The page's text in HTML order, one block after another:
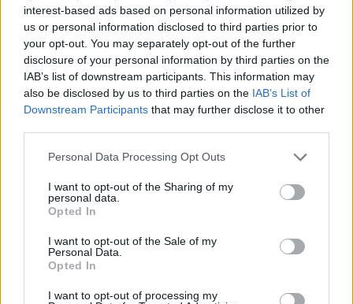
interest-based ads based on personal information utilized by
us or personal information disclosed to third parties prior to
your opt-out. You may separately opt-out of the further
disclosure of your personal information by third parties on the
IAB’s list of downstream participants. This information may
also be disclosed by us to third parties on the IAB’s List of
Downstream Participants that may further disclose it to other
Personal Data Processing Opt Outs
I want to opt-out of the Sharing of my
personal data.
Opted In
I want to opt-out of the Sale of my
Personal Data.
Opted In
I want to opt-out of processing my
Στιγμές Ζωής Β' (2009-10)